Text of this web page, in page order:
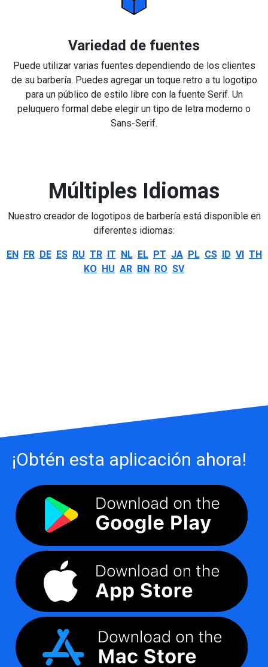
Variedad de fuentes
Puede utilizar varias fuentes dependiendo de los clientes
de su barbería. Puedes agregar un toque retro a tu logotipo
para un público de estilo libre con la fuente Serif. Un
peluquero formal debe elegir un tipo de letra moderno o
Sans-Serif.
Múltiples Idiomas
Nuestro creador de logotipos de barbería está disponible en
diferentes idiomas:
EN FR DE ES RU TR IT NL EL PT JA PL CS ID VI TH
KO HU AR BN RO SV
¡Obtén esta aplicación ahora!